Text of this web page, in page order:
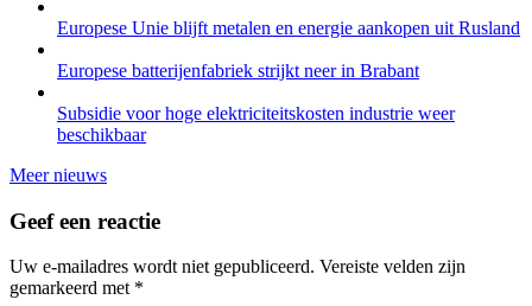
Europese Unie blijft metalen en energie aankopen uit Rusland
Europese batterijenfabriek strijkt neer in Brabant
Subsidie voor hoge elektriciteitskosten industrie weer
beschikbaar
Meer nieuws
Geef een reactie
Uw e-mailadres wordt niet gepubliceerd. Vereiste velden zijn
gemarkeerd met *